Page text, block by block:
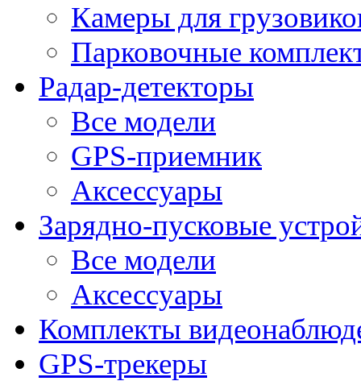
Камеры для
Парковочные
Радар-детекторы
Все модели
GPS-приемник
Аксессуары
Зарядно-пусковые
Все модели
Аксессуары
Комплекты
GPS-трекеры